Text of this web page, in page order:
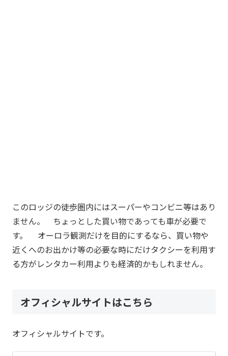
このロッジの徒歩圏内にはスーパーやコンビニ等はあり
ません。 ちょっとした買い物であっても車が必要で
す。 オーロラ観測だけを目的にするなら、買い物や
近くへのお出かけ等の必要な時にだけタクシーを利用す
る方がレンタカー利用よりも経済的かもしれません。
オフィシャルサイトはこちら
オフィシャルサイトです。